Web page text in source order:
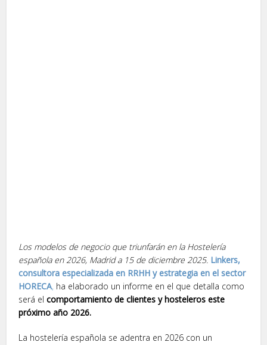
Los modelos de negocio que triunfarán en la Hostelería
española en 2026, Madrid a 15 de diciembre 2025. Linkers,
consultora especializada en RRHH y estrategia en el sector
HORECA, ha elaborado un informe en el que detalla como
será elcomportamiento de clientes y hosteleros este
próximo año 2026.
La hostelería española se adentra en 2026 con un